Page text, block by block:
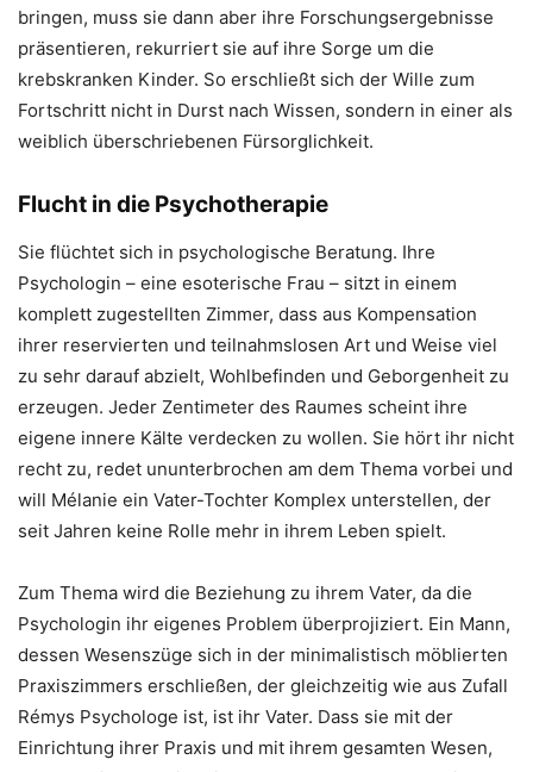
bringen, muss sie dann aber ihre Forschungsergebnisse
präsentieren, rekurriert sie auf ihre Sorge um die
krebskranken Kinder. So erschließt sich der Wille zum
Fortschritt nicht in Durst nach Wissen, sondern in einer als
weiblich überschriebenen Fürsorglichkeit.
Flucht in die Psychotherapie
Sie flüchtet sich in psychologische Beratung. Ihre
Psychologin – eine esoterische Frau – sitzt in einem
komplett zugestellten Zimmer, dass aus Kompensation
ihrer reservierten und teilnahmslosen Art und Weise viel
zu sehr darauf abzielt, Wohlbefinden und Geborgenheit zu
erzeugen. Jeder Zentimeter des Raumes scheint ihre
eigene innere Kälte verdecken zu wollen. Sie hört ihr nicht
recht zu, redet ununterbrochen am dem Thema vorbei und
will Mélanie ein Vater-Tochter Komplex unterstellen, der
seit Jahren keine Rolle mehr in ihrem Leben spielt.
Zum Thema wird die Beziehung zu ihrem Vater, da die
Psychologin ihr eigenes Problem überprojiziert. Ein Mann,
dessen Wesenszüge sich in der minimalistisch möblierten
Praxiszimmers erschließen, der gleichzeitig wie aus Zufall
Rémys Psychologe ist, ist ihr Vater. Dass sie mit der
Einrichtung ihrer Praxis und mit ihrem gesamten Wesen,